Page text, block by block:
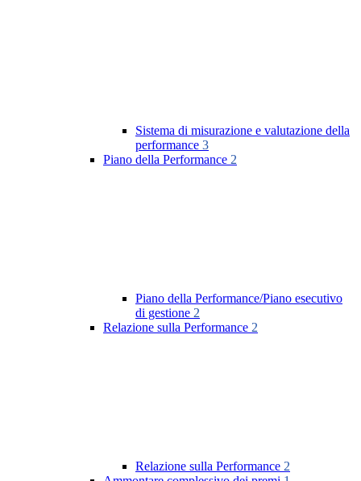
Sistema di misurazione e valutazione della
performance 3
Piano della Performance 2
Piano della Performance/Piano esecutivo
di gestione 2
Relazione sulla Performance 2
Relazione sulla Performance 2